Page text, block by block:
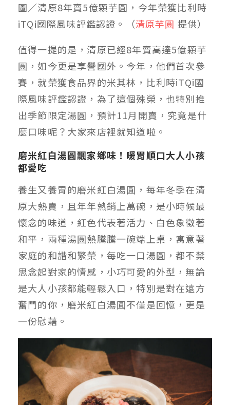
圖／清原8年賣5億顆芋圓，今年榮獲比利時
iTQi國際風味評鑑認證。（清原芋圓 提供）
值得一提的是，清原已經8年賣高達5億顆芋
圓，如今更是享譽國外。今年，他們首次參
賽，就榮獲食品界的米其林，比利時iTQi國
際風味評鑑認證，為了這個殊榮，也特別推
出季節限定湯圓，預計11月開賣，究竟是什
麼口味呢？大家來店裡就知道啦。
磨米紅白湯圓飄家鄉味！暖胃順口大人小孩
都愛吃
養生又養胃的磨米紅白湯圓，每年冬季在清
原大熱賣，且年年熱銷上萬碗，是小時候最
懷念的味道，紅色代表著活力、白色象徵著
和平，兩種湯圓熱騰騰一碗端上桌，寓意著
家庭的和諧和繁榮，每吃一口湯圓，都不禁
思念起對家的情感，小巧可愛的外型，無論
是大人小孩都能輕鬆入口，特別是對在遠方
奮鬥的你，磨米紅白湯圓不僅是回憶，更是
一份慰藉。